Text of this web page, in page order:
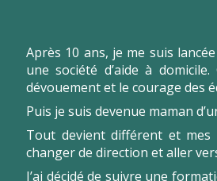
Après 10 ans, je me suis
une société d’aide à
dévouement et le courage des
Puis je suis devenue maman
Tout devient différent et mes
changer de direction et aller
J’ai décidé de suivre une